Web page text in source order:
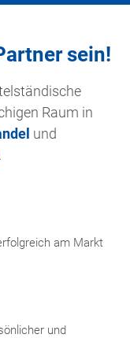
sein!
Raum in
und
am Markt
und